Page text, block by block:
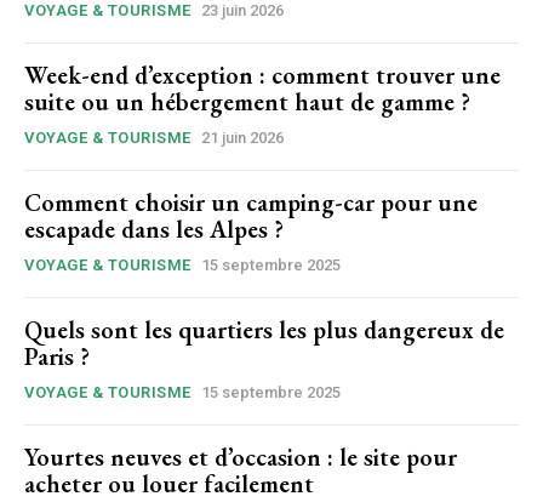
VOYAGE & TOURISME 23 juin 2026
Week-end d’exception : comment trouver une
suite ou un hébergement haut de gamme ?
VOYAGE & TOURISME 21 juin 2026
Comment choisir un camping-car pour une
escapade dans les Alpes ?
VOYAGE & TOURISME 15 septembre 2025
Quels sont les quartiers les plus dangereux de
Paris ?
VOYAGE & TOURISME 15 septembre 2025
Yourtes neuves et d’occasion : le site pour
acheter ou louer facilement